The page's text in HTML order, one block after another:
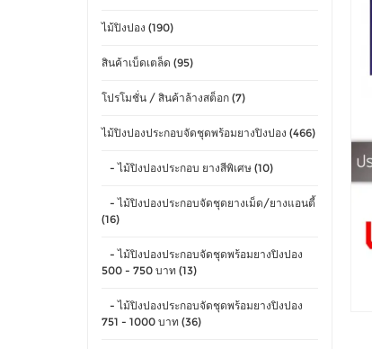
ไม้ปิงปอง (190)
สินค้าเบ็ดเตล็ด (95)
โปรโมชั่น / สินค้าล้างสต็อก (7)
ไม้ปิงปองประกอบจัดชุดพร้อมยางปิงปอง (466)
- ไม้ปิงปองประกอบ ยางสีพิเศษ (10)
- ไม้ปิงปองประกอบจัดชุดยางเม็ด/ยางแอนตี้
(16)
- ไม้ปิงปองประกอบจัดชุดพร้อมยางปิงปอง
500 - 750 บาท (13)
- ไม้ปิงปองประกอบจัดชุดพร้อมยางปิงปอง
751 - 1000 บาท (36)